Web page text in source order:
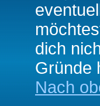
dich
Gründe
Nach